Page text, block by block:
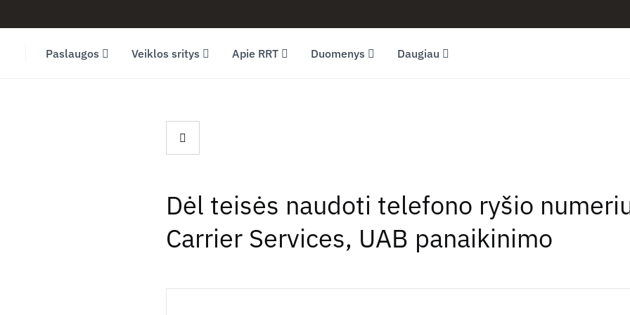
Paslaugos Veiklos sritys Apie RRT Duomenys Daugiau
Dėl teisės naudoti telefono ryšio
Carrier Services, UAB panaikinimo